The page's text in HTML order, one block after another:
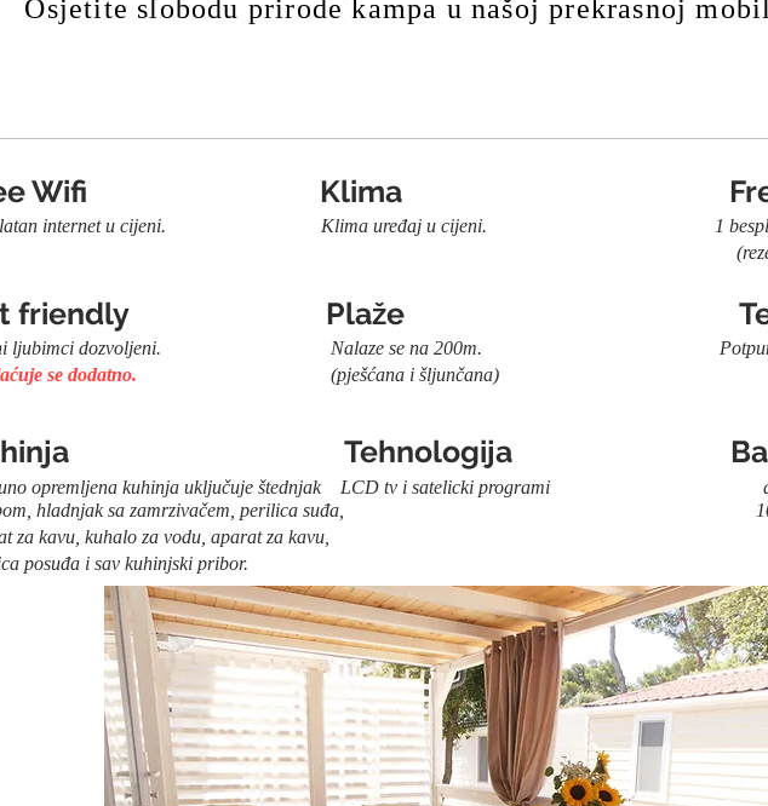
Osjetite slobodu prirode kampa u našoj prekrasnoj
Wifi Klima
internet u cijeni. Klima uređaj u cijeni. 1 besplatan
nije
friendly Plaže
ljubimci dozvoljeni. Nalaze se na 200m. Potpuno
se dodatno.
(pješćana i
Tehnologija
opremljena kuhinja uključuje štednjak LCD tv i satelicki programi duž
hladnjak sa zamrzivačem, perilica suđa, 10% popusta
za kavu, kuhalo za vodu, aparat za kavu,
posuđa i sav kuhinjski pribor.